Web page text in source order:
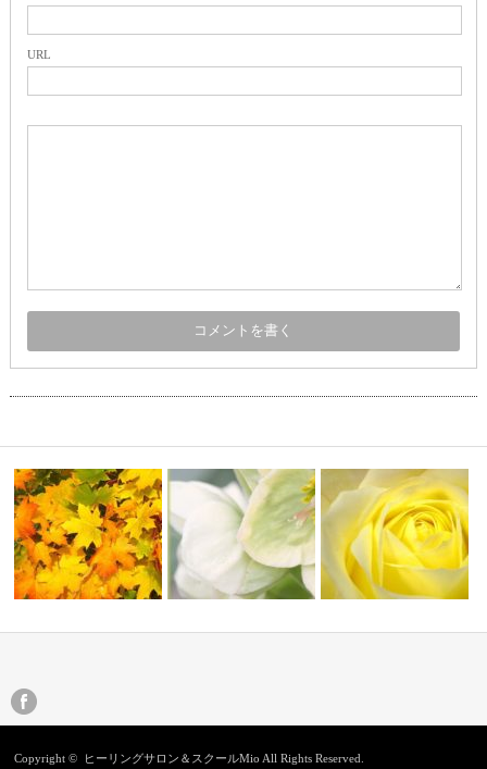
URL
あおくんの爪切り
Copyright © ヒーリングサロン＆スクールMio All Rights Reserved.